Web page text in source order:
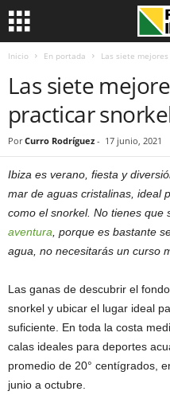
Inicio En portada Las siete
Las siete
practicar
Por Curro Rodríguez - 17 junio, 2021
Ibiza es verano, fiesta y
mar de aguas cristalinas, ideal
como el snorkel. No tienes que
aventura , porque es bastante
agua, no necesitarás un curso
Las ganas de descubrir el
snorkel y ubicar el lugar ideal
suficiente. En toda la costa
calas ideales para deportes
promedio de 20° centígrados,
junio a octubre.